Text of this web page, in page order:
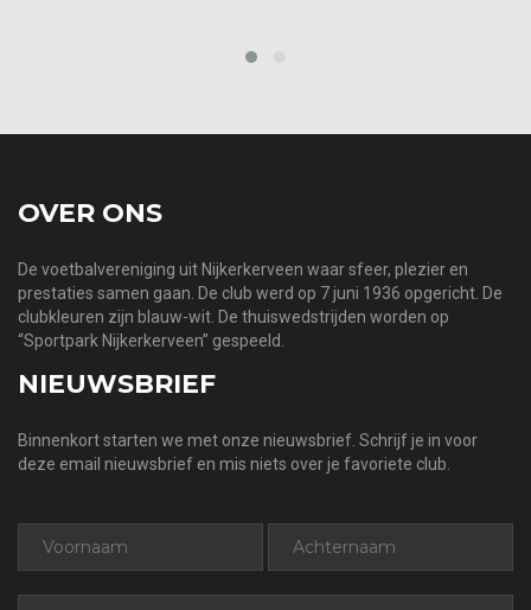
prev
OVER ONS
De voetbalvereniging uit Nijkerkerveen waar sfeer, plezier en
prestaties samen gaan. De club werd op 7 juni 1936 opgericht. De
clubkleuren zijn blauw-wit. De thuiswedstrijden worden op
“Sportpark Nijkerkerveen” gespeeld.
NIEUWSBRIEF
Binnenkort starten we met onze nieuwsbrief. Schrijf je in voor
deze email nieuwsbrief en mis niets over je favoriete club.